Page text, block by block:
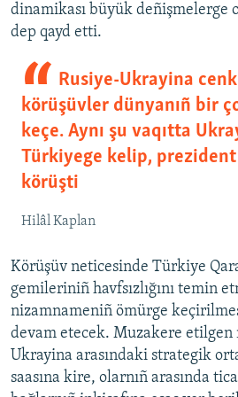
dinamikası büyük deñişmelerge
dep qayd etti.
Rusiye-Ukrayina
körüşüvler dünyanıñ bir
keçe. Aynı şu vaqıtta
Türkiyege kelip, prezident
körüşti
Hilâl Kaplan
Körüşüv neticesinde Türkiye
gemileriniñ havfsızlığını temin
nizamnameniñ ömürge
devam etecek. Muzakere
Ukrayina arasındaki strategik
saasına kire, olarnıñ arasında